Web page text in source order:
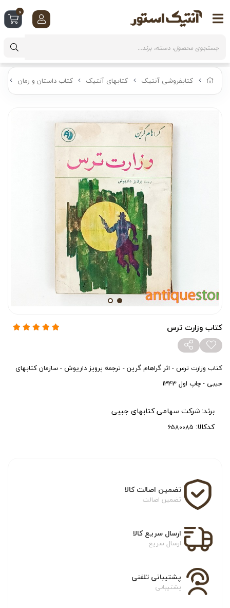
کتابفروشی آنتیک کتابهای آنتیک کتاب داستان و رمان
کتاب وزارت ترس
کتاب وزارت ترس - اثر گراهام گرین - ترجمه پرویز داریوش - سازمان کتابهای
جیبی - چاپ اول 1343
برند:شرکت سهامی کتابهای جیبی
کدکالا:
تضمین اصالت کالا
تضمین اصالت
ارسال سریع کالا
ارسال سریع
پشتیبانی تلفنی
پشتیبانی
0